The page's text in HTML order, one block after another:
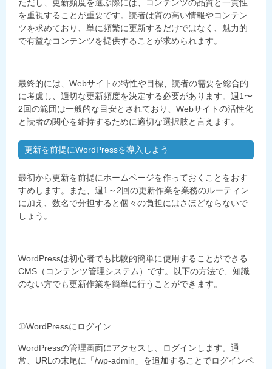
ただし、更新頻度を選ぶ際には、コンテンツの品質と一貫性
を重視することが重要です。読者は質の高い情報やコンテン
ツを求めており、単に頻繁に更新するだけではなく、魅力的
で有益なコンテンツを提供することが求められます。
最終的には、Webサイトの特性や目標、読者の需要を総合的
に考慮し、適切な更新頻度を決定する必要があります。週1〜
2回の範囲は一般的な目安とされており、Webサイトの活性化
と読者の関心を維持するために適切な選択肢と言えます。
更新を前提にWordPressを導入しよう
最初から更新を前提にホームページを作っておくことをおす
すめします。また、週1～2回の更新作業を業務のルーティン
に加え、数名で分担すると個々の負担にはさほどならないで
しょう。
WordPressは初心者でも比較的簡単に使用することができる
CMS（コンテンツ管理システム）です。以下の方法で、知識
のない方でも更新作業を簡単に行うことができます。
①WordPressにログイン
WordPressの管理画面にアクセスし、ログインします。通
常、URLの末尾に「/wp-admin」を追加することでログインペ